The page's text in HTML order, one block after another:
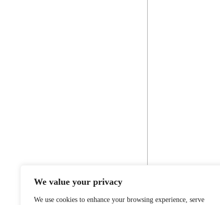
We value your privacy
We use cookies to enhance your browsing experience, serve